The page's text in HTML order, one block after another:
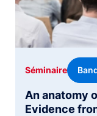
An anatomy
Evidence
Séminaire